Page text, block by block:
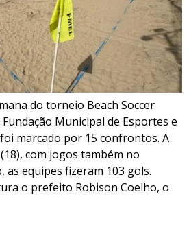
do torneio Beach Soccer
Municipal de Esportes e
marcado por 15 confrontos. A
com jogos também no
as equipes fizeram 103 gols.
o prefeito Robison Coelho, o